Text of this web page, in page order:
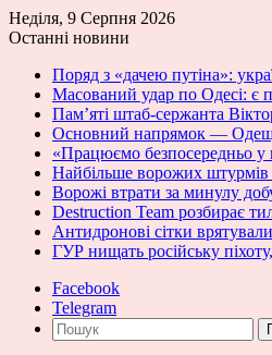
Неділя, 9 Серпня 2026
Останні новини
Поряд з «дачею путіна»:
Масований удар по Одесі: є
Пам’яті штаб-сержанта
Основний напрямок —
«Працюємо безпосередньо у
Найбільше ворожих
Ворожі втрати за минулу
Destruction Team розбирає
Антидронові сітки
ГУР нищать російську
Facebook
Telegram